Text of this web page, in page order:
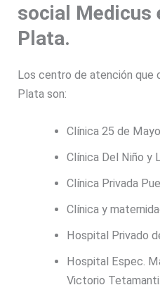
social Medicus
Plata.
Los centro de atención que
Plata son:
Clínica 25 de
Clínica Del Niño y
Clínica Privada
Clínica y
Hospital Privado
Hospital Espec.
Victorio Tetamanti.